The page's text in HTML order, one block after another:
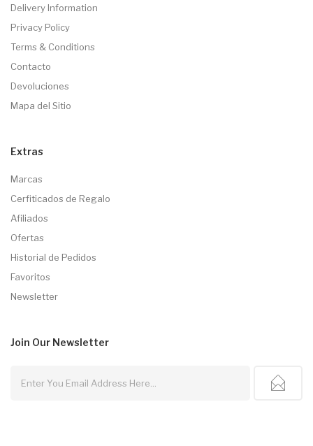
Delivery Information
Privacy Policy
Terms & Conditions
Contacto
Devoluciones
Mapa del Sitio
Extras
Marcas
Cerfiticados de Regalo
Afiliados
Ofertas
Historial de Pedidos
Favoritos
Newsletter
Join Our Newsletter